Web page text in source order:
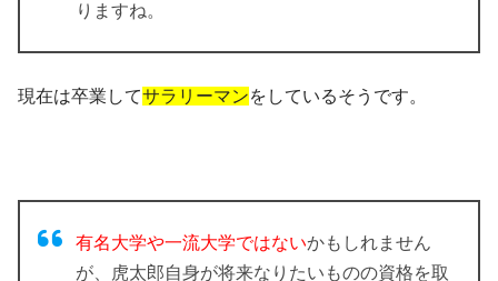
りますね。
現在は卒業してサラリーマンをしているそうです。
有名大学や一流大学ではないかもしれません
が、虎太郎自身が将来なりたいものの資格を取